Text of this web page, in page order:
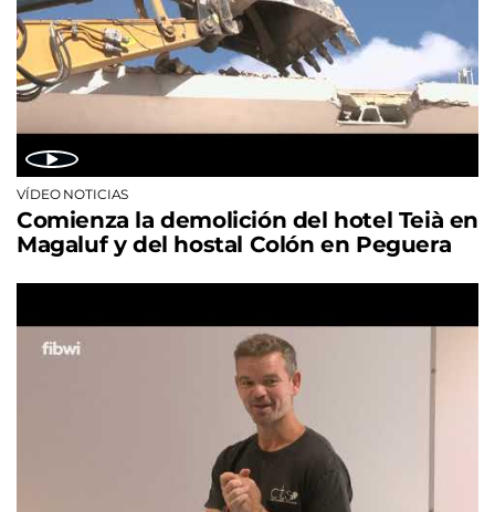
VÍDEO NOTICIAS
Comienza la demolición del hotel Teià en
Magaluf y del hostal Colón en Peguera